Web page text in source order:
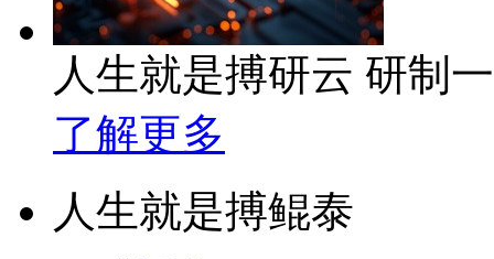
人生就是搏研云 研制
了解更多
人生就是搏鲲泰